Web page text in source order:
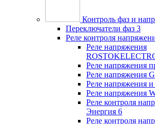
Контроль фаз и
Переключатели фаз 3
Реле контроля
Реле напряжения
Реле напряжения
Реле напряжения
Реле напряжения
Реле напряжения
Реле контроля
Энергия 6
Реле контроля